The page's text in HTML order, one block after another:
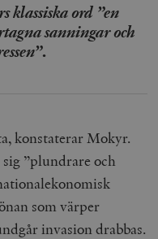
ord ”en
sanningar och
.
konstaterar Mokyr.
”plundrare och
som värper
invasion drabbas.